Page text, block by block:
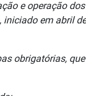
e operação
iniciado em abril
obrigatórias,